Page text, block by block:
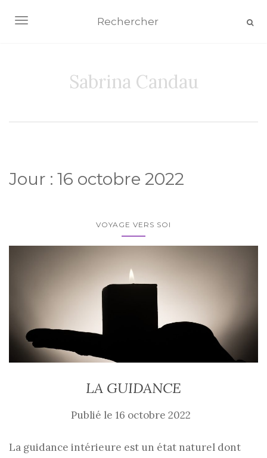
AFFICHER/MASQUER LA NAVIGATION
Sabrina Candau
Jour : 16 octobre 2022
VOYAGE VERS SOI
LA GUIDANCE
Publié le 16 octobre 2022
La guidance intérieure est un état naturel dont